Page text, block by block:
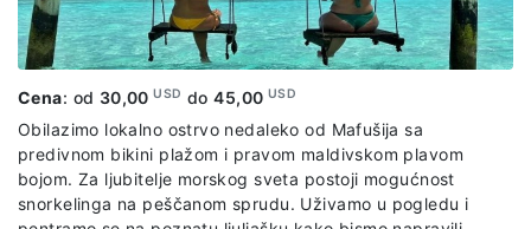
Cena: od 30,00USD do45,00 USD
Obilazimo lokalno ostrvo nedaleko od Mafušija sa
predivnom bikini plažom i pravom maldivskom plavom
bojom. Za ljubitelje morskog sveta postoji mogućnost
snorkelinga na peščanom sprudu. Uživamo u pogledu i